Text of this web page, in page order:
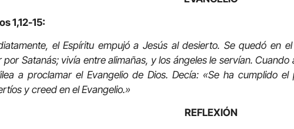
1,12-15:
el Espíritu empujó a Jesús al desierto. Se quedó en
por Satanás; vivía entre alimañas, y los ángeles le servían.
a proclamar el Evangelio de Dios. Decía: «Se ha cumplido
y creed en el Evangelio.»
REFLEXIÓN